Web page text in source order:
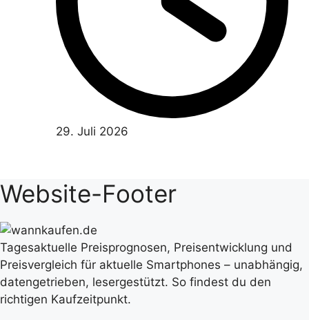
29. Juli 2026
Website-Footer
Tagesaktuelle Preisprognosen, Preisentwicklung und
Preisvergleich für aktuelle Smartphones – unabhängig,
datengetrieben, lesergestützt. So findest du den
richtigen Kaufzeitpunkt.